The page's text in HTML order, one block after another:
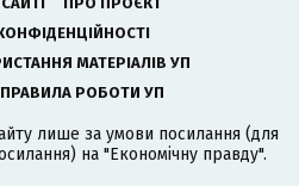
МАТЕРІАЛІВ УП
РОБОТИ УП
лише за умови посилання (для
на "Економічну правду".